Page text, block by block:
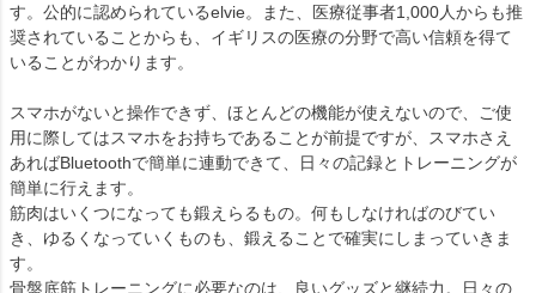
す。公的に認められているelvie。また、医療従事者1,000人からも推
奨されていることからも、イギリスの医療の分野で高い信頼を得て
いることがわかります。
スマホがないと操作できず、ほとんどの機能が使えないので、ご使
用に際してはスマホをお持ちであることが前提ですが、スマホさえ
あればBluetoothで簡単に連動できて、日々の記録とトレーニングが
簡単に行えます。
筋肉はいくつになっても鍛えらるもの。何もしなければのびてい
き、ゆるくなっていくものも、鍛えることで確実にしまっていきま
す。
骨盤底筋トレーニングに必要なのは、良いグッズと継続力。日々の